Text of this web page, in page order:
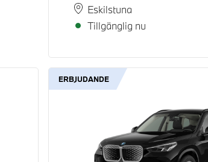
PlatsEskilstuna
Leveranstid
Tillgänglig nu
ERBJUDANDE